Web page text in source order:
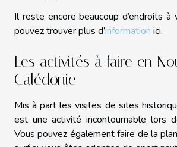
Il reste encore beaucoup d’endroits à
pouvez trouver plus d’information ici.
Les activités à faire en
Calédonie
Mis à part les visites de sites
est une activité incontournable lors
Vous pouvez également faire de la